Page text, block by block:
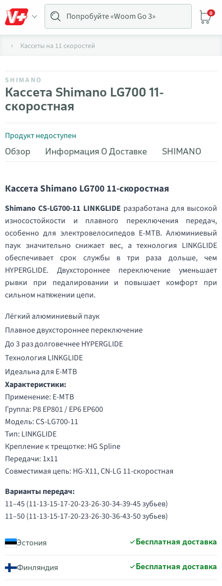
0
Кассеты на 11 скоростей
SHIMANO
Кассета Shimano LG700 11-
скоростная
Продукт недоступен
Обзор
Информация О Доставке SHIMANO
Кассета Shimano LG700 11-скоростная
Shimano CS-LG700-11 LINKGLIDE разработана для высокой
износостойкости и плавного переключения передач,
особенно для электровелосипедов E-MTB. Алюминиевый
паук значительно снижает вес, а технология LINKGLIDE
обеспечивает срок службы в три раза дольше, чем
HYPERGLIDE. Двухстороннее переключение уменьшает
рывки при педалировании и повышает комфорт при
сильном натяжении цепи.
Лёгкий алюминиевый паук
Плавное двухстороннее переключение
До 3 раз долговечнее HYPERGLIDE
Технология LINKGLIDE
Идеальна для E-MTB
Характеристики:
Применение: E-MTB
Группа: P8 EP801 / EP6 EP600
Модель: CS-LG700-11
Тип: LINKGLIDE
Крепление к трещотке: HG Spline
Передачи: 1x11
Совместимая цепь: HG-X11, CN-LG 11-скоростная
Варианты передач:
11–45 (11-13-15-17-20-23-26-30-34-39-45 зубьев)
11–50 (11-13-15-17-20-23-26-30-36-43-50 зубьев)
Эстония Бесплатная доставка
Финляндия Бесплатная доставка